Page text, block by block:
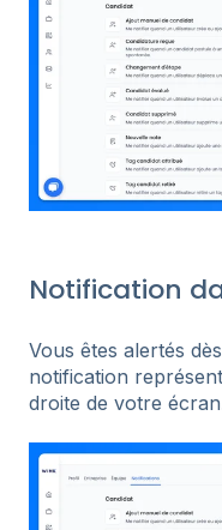
Notification
Vous êtes alertés
notification
droite de votre